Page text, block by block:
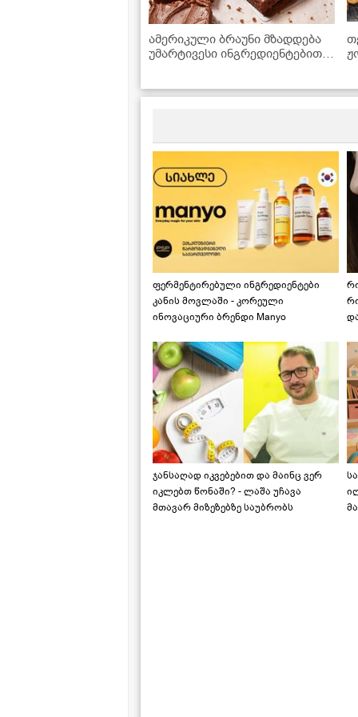
ამერიკული ბრაუნი მზადდება
უმარტივესი ინგრედიენტებით,
ფერმენტირებული ინგრედიენტები
კანის მოვლაში - კორეული
ინოვაციური ბრენდი Manyo
ჯანსაღად იკვებებით და მაინც ვერ
იკლებთ წონაში? - ლაშა უჩავა
მთავარ მიზეზებზე საუბრობს